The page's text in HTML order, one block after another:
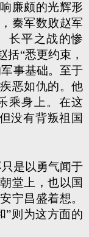
廉颇的光辉形
秦军数败赵军
长平之战的惨
括“悉更约束，
事基础。至于
恶如仇的。他
乘身上。在这
没有背叛祖国
是以勇气闻于
堂上，也以国
宁昌盛着想。
”则为这方面的